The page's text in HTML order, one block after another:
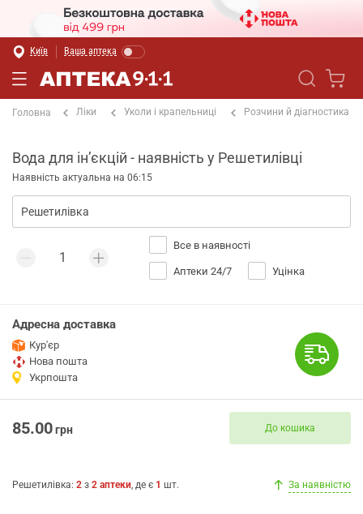
Київ Ваша аптека
Головна Ліки Уколи і крапельниці Розчини й діагностика
Вода для інʼєкцій - наявність у Решетилівці
Наявність актуальна на 06:15
Все в наявності
Аптеки 24/7 Уцінка
Адресна доставка
Кур'єр
Нова пошта
Укрпошта
85.00грн До кошика
Решетилівка: 2 з 2 аптеки, де є 1 шт. За наявністю